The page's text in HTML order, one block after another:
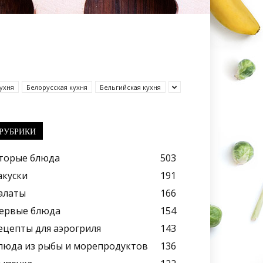
Белорусская кухня Бельгийская кухня
блюда
503
191
166
блюда
154
для аэрогриля
143
из рыбы и морепродуктов
136